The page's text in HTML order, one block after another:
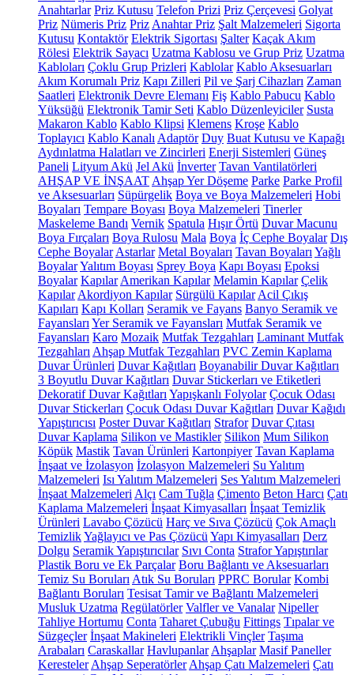
Anahtarlar Priz Kutusu Telefon Prizi Priz Çerçevesi Golyat
Priz Nümeris Priz Priz Anahtar Priz Şalt Malzemeleri Sigorta
Kutusu Kontaktör Elektrik Sigortası Şalter Kaçak Akım
Rölesi Elektrik Sayacı Uzatma Kablosu ve Grup Priz Uzatma
Kabloları Çoklu Grup Prizleri Kablolar Kablo Aksesuarları
Akım Korumalı Priz Kapı Zilleri Pil ve Şarj Cihazları Zaman
Saatleri Elektronik Devre Elemanı Fiş Kablo Pabucu Kablo
Yüksüğü Elektronik Tamir Seti Kablo Düzenleyiciler Susta
Makaron Kablo Kablo Klipsi Klemens Kroşe Kablo
Toplayıcı Kablo Kanalı Adaptör Duy Buat Kutusu ve Kapağı
Aydınlatma Halatları ve Zincirleri Enerji Sistemleri Güneş
Paneli Lityum Akü Jel Akü İnverter Tavan Vantilatörleri
AHŞAP VE İNŞAAT Ahşap Yer Döşeme Parke Parke Profil
ve Aksesuarları Süpürgelik Boya ve Boya Malzemeleri Hobi
Boyaları Tempare Boyası Boya Malzemeleri Tinerler
Maskeleme Bandı Vernik Spatula Hışır Örtü Duvar Macunu
Boya Fırçaları Boya Rulosu Mala Boya İç Cephe Boyalar Dış
Cephe Boyalar Astarlar Metal Boyaları Tavan Boyaları Yağlı
BoyalarYalıtım Boyası Sprey Boya Kapı Boyası Epoksi
Boyalar Kapılar Amerikan Kapılar Melamin Kapılar Çelik
Kapılar Akordiyon Kapılar Sürgülü Kapılar Acil Çıkış
Kapıları Kapı Kolları Seramik ve Fayans Banyo Seramik ve
Fayansları Yer Seramik ve Fayansları Mutfak Seramik ve
Fayansları Karo Mozaik Mutfak Tezgahları Laminant Mutfak
Tezgahları Ahşap Mutfak Tezgahları PVC Zemin Kaplama
Duvar Ürünleri Duvar Kağıtları Boyanabilir Duvar Kağıtları
3 Boyutlu Duvar Kağıtları Duvar Stickerları ve Etiketleri
Dekoratif Duvar Kağıtları Yapışkanlı Folyolar Çocuk Odası
Duvar Stickerları Çocuk Odası Duvar Kağıtları Duvar Kağıdı
Yapıştırıcısı Poster Duvar Kağıtları Strafor Duvar Çıtası
Duvar Kaplama Silikon ve Mastikler Silikon Mum Silikon
Köpük Mastik Tavan Ürünleri Kartonpiyer Tavan Kaplama
İnşaat ve İzolasyon İzolasyon Malzemeleri Su Yalıtım
Malzemeleri Isı Yalıtım Malzemeleri Ses Yalıtım Malzemeleri
İnşaat Malzemeleri Alçı Cam Tuğla Çimento Beton Harcı Çatı
Kaplama Malzemeleri İnşaat Kimyasalları İnşaat Temizlik
Ürünleri Lavabo Çözücü Harç ve Sıva Çözücü Çok Amaçlı
TemizlikYağlayıcı ve Pas Çözücü Yapı Kimyasalları Derz
Dolgu Seramik Yapıştırıcılar Sıvı Conta Strafor Yapıştırılar
Plastik Boru ve Ek Parçalar Boru Bağlantı ve Aksesuarları
Temiz Su Boruları Atık Su Boruları PPRC Borular Kombi
Bağlantı Boruları Tesisat Tamir ve Bağlantı Malzemeleri
Musluk Uzatma Regülatörler Valfler ve Vanalar Nipeller
Tahliye Hortumu Conta Taharet Çubuğu Fittings Tıpalar ve
Süzgeçler İnşaat Makineleri Elektrikli Vinçler Taşıma
Arabaları Caraskallar Havlupanlar Ahşaplar Masif Paneller
Keresteler Ahşap Seperatörler Ahşap Çatı Malzemeleri Çatı